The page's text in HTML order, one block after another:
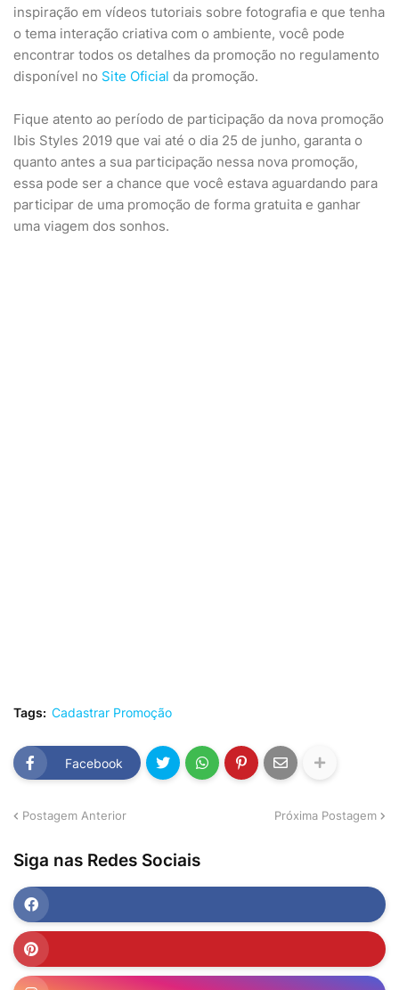
inspiração em vídeos tutoriais sobre fotografia e que tenha
o tema interação criativa com o ambiente, você pode
encontrar todos os detalhes da promoção no regulamento
disponível no Site Oficial da promoção.
Fique atento ao período de participação da nova promoção
Ibis Styles 2019 que vai até o dia 25 de junho, garanta o
quanto antes a sua participação nessa nova promoção,
essa pode ser a chance que você estava aguardando para
participar de uma promoção de forma gratuita e ganhar
uma viagem dos sonhos.
Tags: Cadastrar Promoção
Facebook
Postagem Anterior Próxima Postagem
Siga nas Redes Sociais